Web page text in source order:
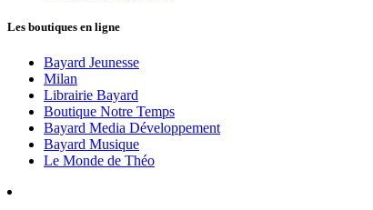
Les boutiques en ligne
Bayard Jeunesse
Milan
Librairie Bayard
Boutique Notre Temps
Bayard Media Développement
Bayard Musique
Le Monde de Théo